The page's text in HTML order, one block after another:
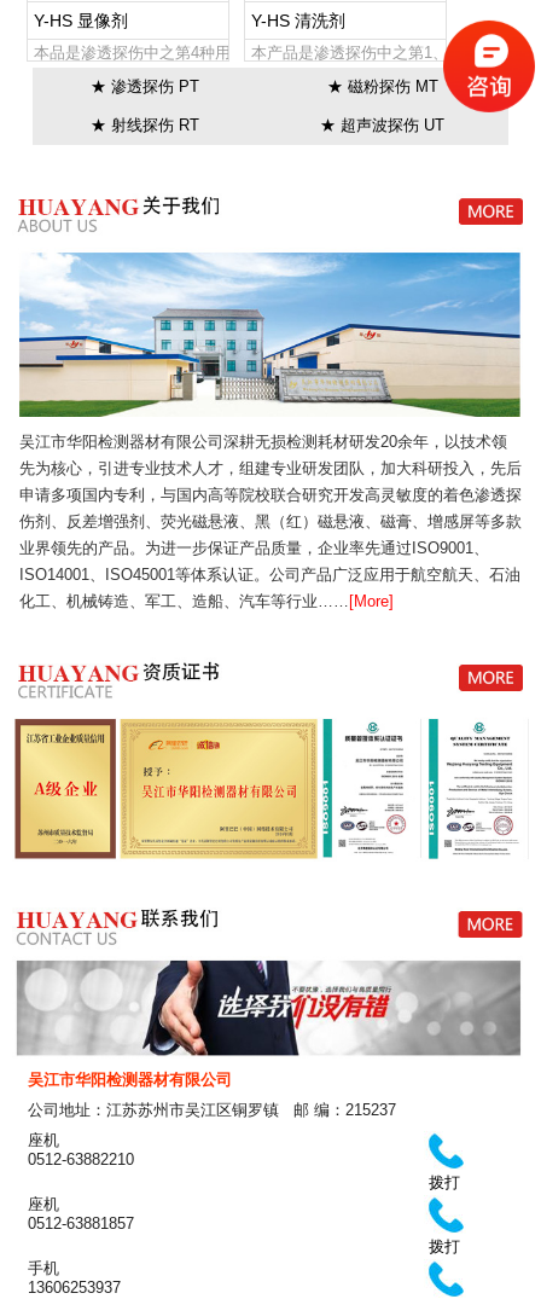
Y-HS 显像剂
本品是渗透探伤中之第4种用
品，在被检查物件表面多余
可使用本品缺陷显示
Y-HS 清洗剂
本产品是渗透探伤中之第1、
3种使用品，在被检查物件表
表面多余的渗透液
★ 渗透探伤 PT ★ 磁粉探伤 MT
★ 射线探伤 RT ★ 超声波探伤 UT
吴江市华阳检测器材有限公司深耕无损检测耗材研发20余年，以技术领
先为核心，引进专业技术人才，组建专业研发团队，加大科研投入，先后
申请多项国内专利，与国内高等院校联合研究开发高灵敏度的着色渗透探
伤剂、反差增强剂、荧光磁悬液、黑（红）磁悬液、磁膏、增感屏等多款
业界领先的产品。为进一步保证产品质量，企业率先通过ISO9001、
ISO14001、ISO45001等体系认证。公司产品广泛应用于航空航天、石油
化工、机械铸造、军工、造船、汽车等行业…… [More]
吴江市华阳检测器材有限公司
公司地址：江苏苏州市吴江区铜罗镇 邮 编：215237
座机
0512-63882210
拨打
座机
0512-63881857
拨打
手机
13606253937